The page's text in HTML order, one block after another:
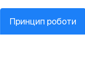
Принцип роботи